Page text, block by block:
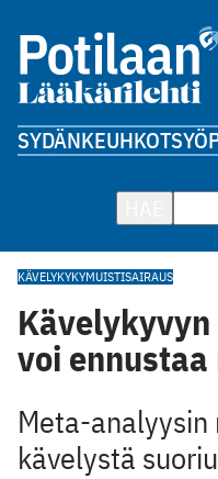
SYDÄNKEUHKOT
KÄVELYKYKYMUISTISAIRAUS
voi
Meta-
kävelystä